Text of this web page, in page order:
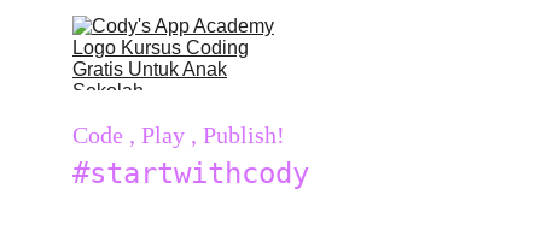
Code , Play , Publish!
#startwithcody